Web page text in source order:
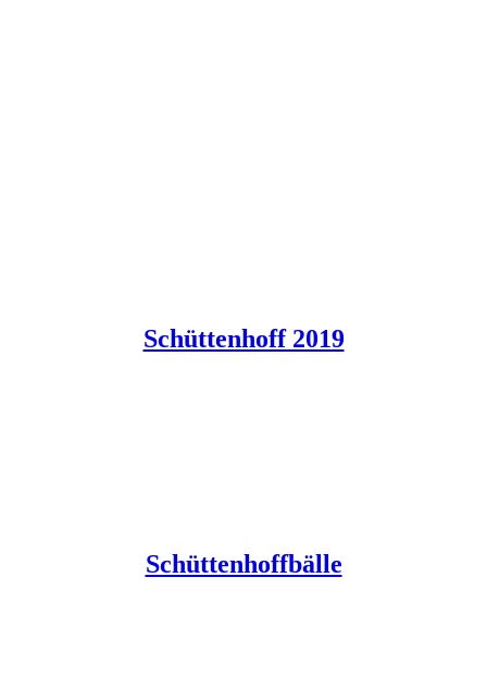
Schüttenhoff 2019
Schüttenhoffbälle